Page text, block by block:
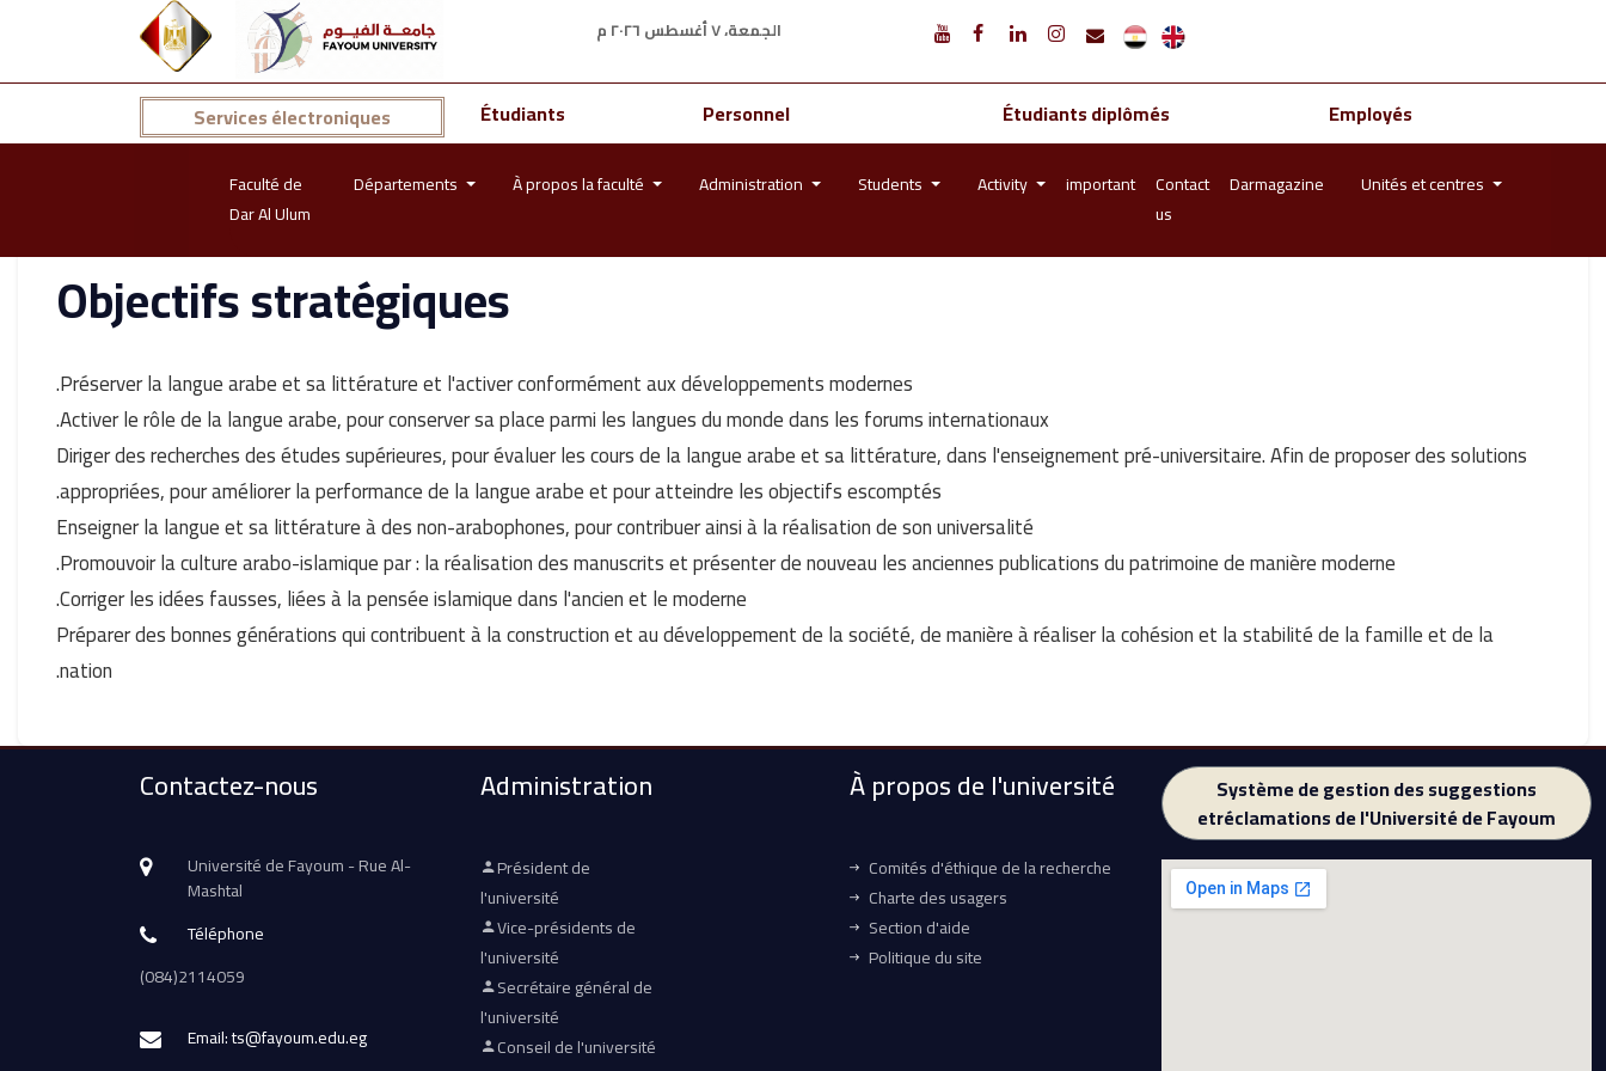
الجمعة، ٧ أغسطس ٢٠٢٦ م
Services électroniques Étudiants Personnel Étudiants diplômés Employés
Faculté de
Dar Al Ulum
Départements À propos la faculté Administration Students Activity important
Contact
us
Darmagazine Unités et centres
Objectifs stratégiques
Préserver la langue arabe et sa littérature et l'activer conformément aux développements modernes.
Activer le rôle de la langue arabe, pour conserver sa place parmi les langues du monde dans les forums internationaux.
Diriger des recherches des études supérieures, pour évaluer les cours de la langue arabe et sa littérature, dans l'enseignement pré-universitaire. Afin de proposer des solutions
appropriées, pour améliorer la performance de la langue arabe et pour atteindre les objectifs escomptés.
Enseigner la langue et sa littérature à des non-arabophones, pour contribuer ainsi à la réalisation de son universalité
Promouvoir la culture arabo-islamique par : la réalisation des manuscrits et présenter de nouveau les anciennes publications du patrimoine de manière moderne.
Corriger les idées fausses, liées à la pensée islamique dans l'ancien et le moderne.
Préparer des bonnes générations qui contribuent à la construction et au développement de la société, de manière à réaliser la cohésion et la stabilité de la famille et de la
nation.
Contactez-nous
Université de Fayoum - Rue Al-
Mashtal
Téléphone
(084)2114059
Email: ts@fayoum.edu.eg
Administration
Président de
l'université
Vice-présidents de
l'université
Secrétaire général de
l'université
Conseil de l'université
À propos de l'université
Comités d'éthique de la recherche
Charte des usagers
Section d'aide
Politique du site
Système de gestion des suggestions
etréclamations de l'Université de Fayoum